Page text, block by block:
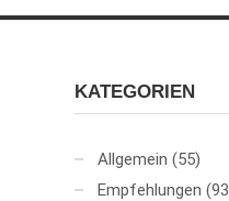
KATEGORIEN
Allgemein (55)
Empfehlungen